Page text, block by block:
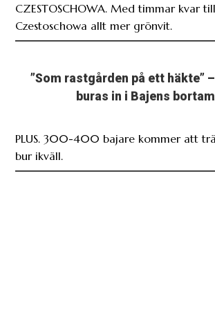
CZESTOSCHOWA. Med timmar kvar
Czestoschowa allt mer grönvit.
”Som rastgården på ett häkte”
buras in i Bajens
PLUS. 300-400 bajare kommer att
bur ikväll.